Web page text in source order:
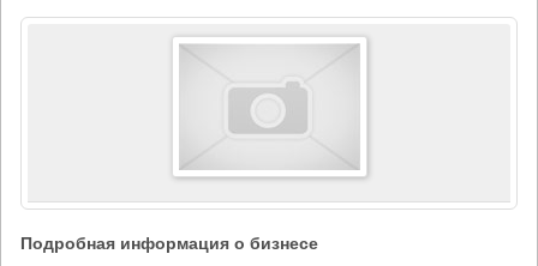
Подробная информация о бизнесе